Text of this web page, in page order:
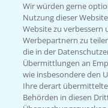
Standortreport
im Vergleich
Wir würden gerne
Nutzung dieser
Website zu
Werbepartnern zu
die in der
Übermittlungen an
wie insbesondere den
Ihre derart
Behörden in diesen